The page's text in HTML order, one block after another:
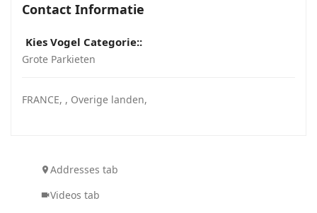
Contact Informatie
Kies Vogel Categorie::
Grote Parkieten
FRANCE, , Overige landen,
Addresses tab
Videos tab